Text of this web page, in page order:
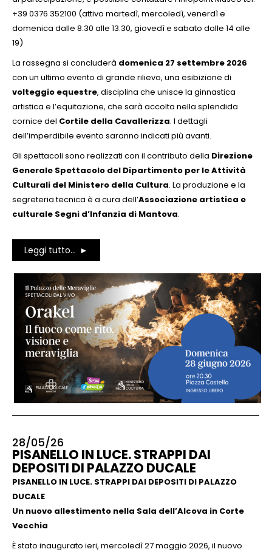
+39 0376 352100 (attivo martedì, mercoledì, venerdì e
domenica dalle 8.30 alle 13.30, giovedì e sabato dalle 14 alle
19)
La rassegna si concluderà domenica 27 settembre 2026
con un ultimo evento di grande rilievo, una esibizione di
volteggio equestre, disciplina che unisce la ginnastica
artistica e l’equitazione, che sarà accolta nella splendida
cornice del Cortile della Cavallerizza. I dettagli
dell’imperdibile evento saranno indicati più avanti.
Gli spettacoli sono realizzati con il contributo della Direzione
Generale Spettacolo del Dipartimento per le Attività
Culturali del Ministero della Cultura. La produzione e la
segreteria tecnica è a cura dell’Associazione artistica e
culturale Segni d’Infanzia di Mantova.
Leggi tutto...
28/05/26
PISANELLO IN LUCE. STRAPPI DAI
DEPOSITI DI PALAZZO DUCALE
PISANELLO IN LUCE. STRAPPI DAI DEPOSITI DI PALAZZO
DUCALE
Un nuovo allestimento nella Sala dell’Alcova in Corte
Vecchia
È stato inaugurato ieri, mercoledì 27 maggio 2026, il nuovo